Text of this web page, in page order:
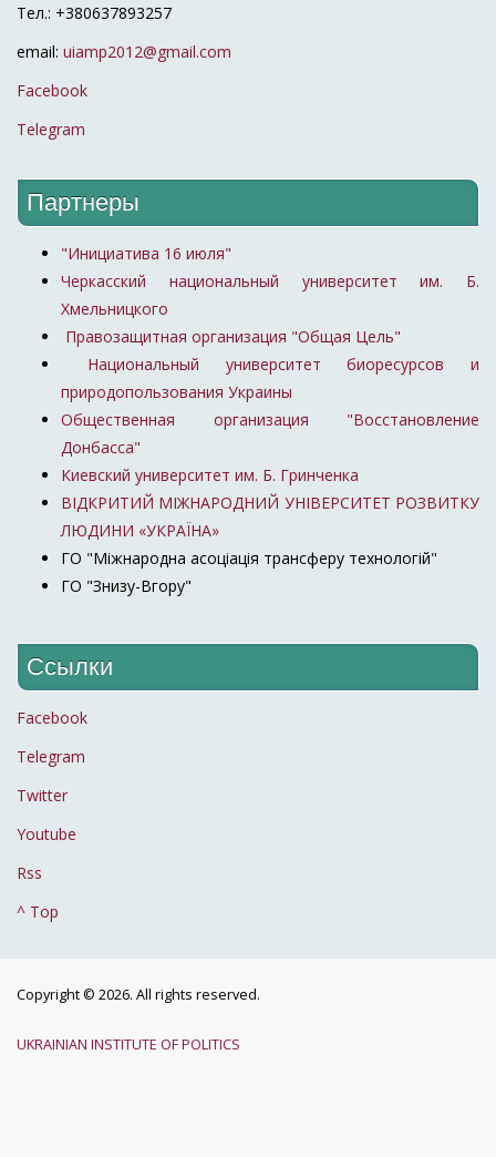
Тел.: +380637893257
email: uiamp2012@gmail.com
Facebook
Telegram
Партнеры
"Инициатива 16 июля"
Черкасский национальный университет им. Б.
Хмельницкого
Правозащитная организация "Общая Цель"
Национальный университет биоресурсов и
природопользования Украины
Общественная организация "Восстановление
Донбасса"
Киевский университет им. Б. Гринченка
ВІДКРИТИЙ МІЖНАРОДНИЙ УНІВЕРСИТЕТ РОЗВИТКУ
ЛЮДИНИ «УКРАЇНА»
ГО "Міжнародна асоціація трансферу технологій"
ГО "Знизу-Вгору"
Ссылки
Facebook
Telegram
Twitter
Youtube
Rss
^ Top
Copyright © 2026. All rights reserved.
UKRAINIAN INSTITUTE OF POLITICS